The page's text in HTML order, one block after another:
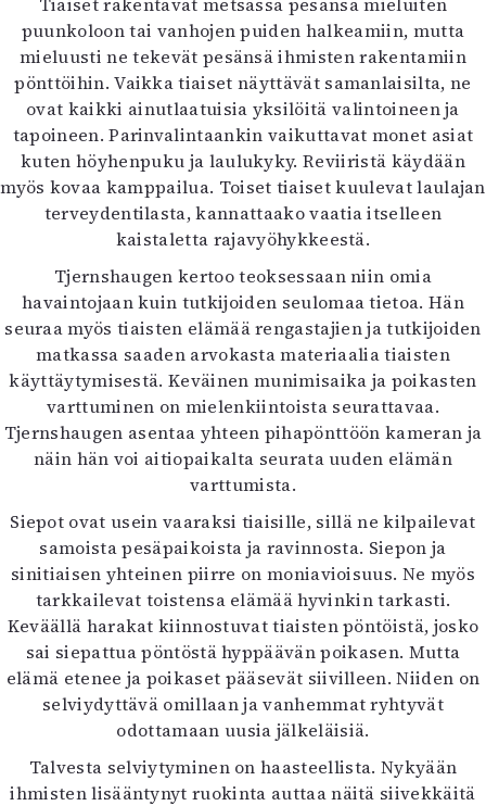
Lehtiarkisto
Info
Tilaus ja irtonumerot
Yhteistyössä
Toimitus
Mediatiedot
Kaltio ry
puunkoloon tai vanhojen puiden halkeamiin, mutta
mieluusti ne tekevät pesänsä ihmisten rakentamiin
pönttöihin. Vaikka tiaiset näyttävät samanlaisilta, ne
ovat kaikki ainutlaatuisia yksilöitä valintoineen ja
tapoineen. Parinvalintaankin vaikuttavat monet asiat
kuten höyhenpuku ja laulukyky. Reviiristä käydään
myös kovaa kamppailua. Toiset tiaiset kuulevat laulajan
terveydentilasta, kannattaako vaatia itselleen
kaistaletta rajavyöhykkeestä.
Tjernshaugen kertoo teoksessaan niin omia
havaintojaan kuin tutkijoiden seulomaa tietoa. Hän
seuraa myös tiaisten elämää rengastajien ja tutkijoiden
matkassa saaden arvokasta materiaalia tiaisten
käyttäytymisestä. Keväinen munimisaika ja poikasten
varttuminen on mielenkiintoista seurattavaa.
Tjernshaugen asentaa yhteen pihapönttöön kameran ja
näin hän voi aitiopaikalta seurata uuden elämän
varttumista.
Siepot ovat usein vaaraksi tiaisille, sillä ne kilpailevat
samoista pesäpaikoista ja ravinnosta. Siepon ja
sinitiaisen yhteinen piirre on moniavioisuus. Ne myös
tarkkailevat toistensa elämää hyvinkin tarkasti.
Keväällä harakat kiinnostuvat tiaisten pöntöistä, josko
sai siepattua pöntöstä hyppäävän poikasen. Mutta
elämä etenee ja poikaset pääsevät siivilleen. Niiden on
selviydyttävä omillaan ja vanhemmat ryhtyvät
odottamaan uusia jälkeläisiä.
Talvesta selviytyminen on haasteellista. Nykyään
ihmisten lisääntynyt ruokinta auttaa näitä siivekkäitä